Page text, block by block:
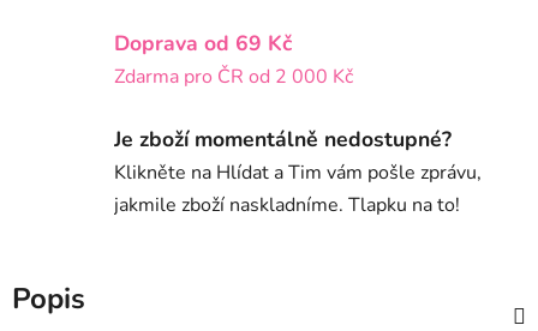
Doprava od 69 Kč
Zdarma pro ČR od 2 000 Kč
Je zboží momentálně nedostupné?
Klikněte na Hlídat a Tim vám pošle zprávu,
jakmile zboží naskladníme. Tlapku na to!
Popis